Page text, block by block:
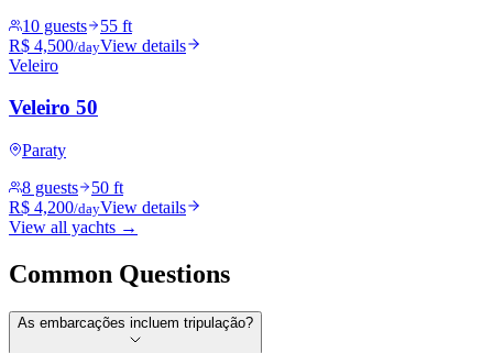
10 guests
55 ft
R$ 4,500/dayView details
Veleiro
Veleiro 50
Paraty
8 guests
50 ft
R$ 4,200/dayView details
View all yachts →
Common Questions
As embarcações incluem tripulação?